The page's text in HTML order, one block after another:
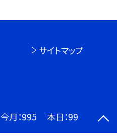
サイトマップ
今月：995 本日：99